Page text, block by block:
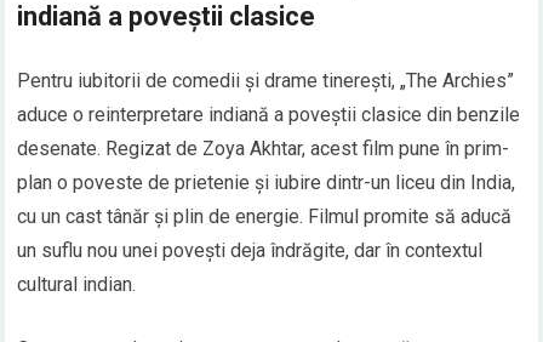
indiană a poveștii clasice
Pentru iubitorii de comedii și drame tinerești, „The Archies”
aduce o reinterpretare indiană a poveștii clasice din benzile
desenate. Regizat de Zoya Akhtar, acest film pune în prim-
plan o poveste de prietenie și iubire dintr-un liceu din India,
cu un cast tânăr și plin de energie. Filmul promite să aducă
un suflu nou unei povești deja îndrăgite, dar în contextul
cultural indian.